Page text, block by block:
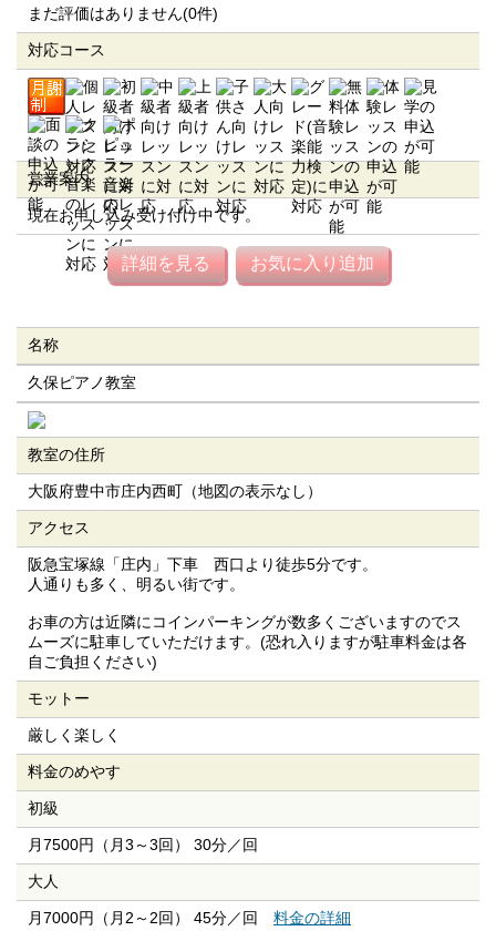
まだ評価はありません(0件)
対応コース
営業案内
現在お申し込み受け付け中です。
詳細を見る お気に入り追加
名称
久保ピアノ教室
教室の住所
大阪府豊中市庄内西町（地図の表示なし）
アクセス
阪急宝塚線「庄内」下車 西口より徒歩5分です。
人通りも多く、明るい街です。
お車の方は近隣にコインパーキングが数多くございますのでス
ムーズに駐車していただけます。(恐れ入りますが駐車料金は各
自ご負担ください)
モットー
厳しく楽しく
料金のめやす
初級
月7500円（月3～3回） 30分／回
大人
月7000円（月2～2回） 45分／回 料金の詳細